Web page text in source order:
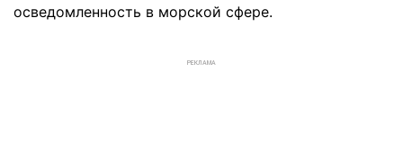
осведомленность в морской сфере.
РЕКЛАМА